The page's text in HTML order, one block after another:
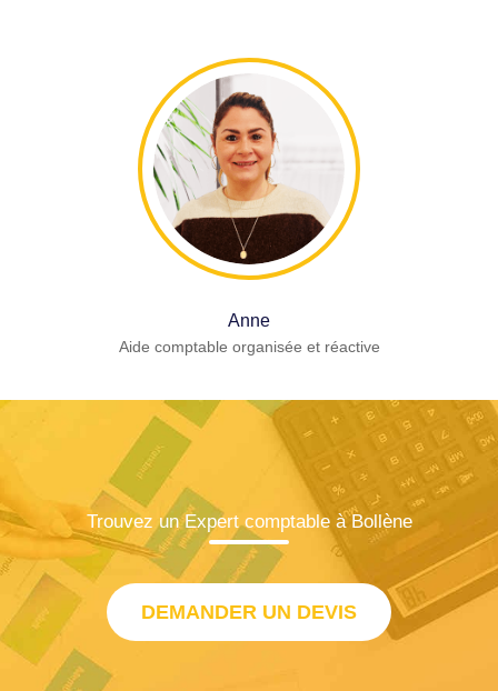
Anne
Aide comptable organisée et réactive
Trouvez un Expert comptable à Bollène
DEMANDER UN DEVIS